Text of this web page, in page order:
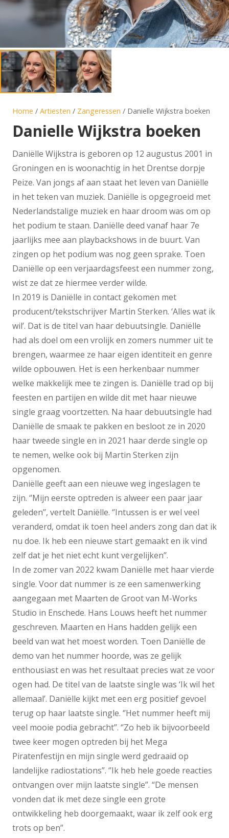
Home / Artiesten / Zangeressen / Danielle Wijkstra boeken
Danielle Wijkstra boeken
Daniëlle Wijkstra is geboren op 12 augustus 2001 in
Groningen en is woonachtig in het Drentse dorpje
Peize. Van jongs af aan staat het leven van Daniëlle
in het teken van muziek. Daniëlle is opgegroeid met
Nederlandstalige muziek en haar droom was om op
het podium te staan. Daniëlle deed vanaf haar 7e
jaarlijks mee aan playbackshows in de buurt. Van
zingen op het podium was nog geen sprake. Toen
Daniëlle op een verjaardagsfeest een nummer zong,
wist ze dat ze hiermee verder wilde.
In 2019 is Daniëlle in contact gekomen met
producent/tekstschrijver Martin Sterken. ‘Alles wat ik
wil’. Dat is de titel van haar debuutsingle. Daniëlle
had als doel om een vrolijk en zomers nummer uit te
brengen, waarmee ze haar eigen identiteit en genre
wilde opbouwen. Het is een herkenbaar nummer
welke makkelijk mee te zingen is. Daniëlle trad op bij
feesten en partijen en wilde dit met haar nieuwe
single graag voortzetten. Na haar debuutsingle had
Daniëlle de smaak te pakken en besloot ze in 2020
haar tweede single en in 2021 haar derde single op
te nemen, welke ook bij Martin Sterken zijn
opgenomen.
Daniëlle geeft aan een nieuwe weg ingeslagen te
zijn. ‘’Mijn eerste optreden is alweer een paar jaar
geleden’’, vertelt Daniëlle. ‘’Intussen is er wel veel
veranderd, omdat ik toen heel anders zong dan dat ik
nu doe. Ik heb een nieuwe start gemaakt en ik vind
zelf dat je het niet echt kunt vergelijken’’.
In de zomer van 2022 kwam Daniëlle met haar vierde
single. Voor dat nummer is ze een samenwerking
aangegaan met Maarten de Groot van M-Works
Studio in Enschede. Hans Louws heeft het nummer
geschreven. Maarten en Hans hadden gelijk een
beeld van wat het moest worden. Toen Daniëlle de
demo van het nummer hoorde, was ze gelijk
enthousiast en was het resultaat precies wat ze voor
ogen had. De titel van de laatste single was ‘Ik wil het
allemaal’. Daniëlle kijkt met een erg positief gevoel
terug op haar laatste single. ‘’Het nummer heeft mij
veel mooie podia gebracht’’. ‘’Zo heb ik bijvoorbeeld
twee keer mogen optreden bij het Mega
Piratenfestijn en mijn single werd gedraaid op
landelijke radiostations”. ‘’Ik heb hele goede reacties
ontvangen over mijn laatste single”. “De mensen
vonden dat ik met deze single een grote
ontwikkeling heb doorgemaakt, waar ik zelf ook erg
trots op ben”.